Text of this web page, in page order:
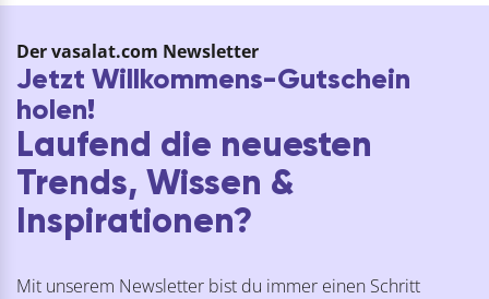
Der vasalat.com Newsletter
Jetzt Willkommens-Gutschein
holen!
Laufend die neuesten
Trends, Wissen &
Inspirationen?
Mit unserem Newsletter bist du immer einen Schritt